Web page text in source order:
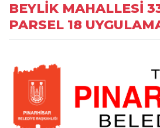
BEYLİK MAHALLESİ
PARSEL 18